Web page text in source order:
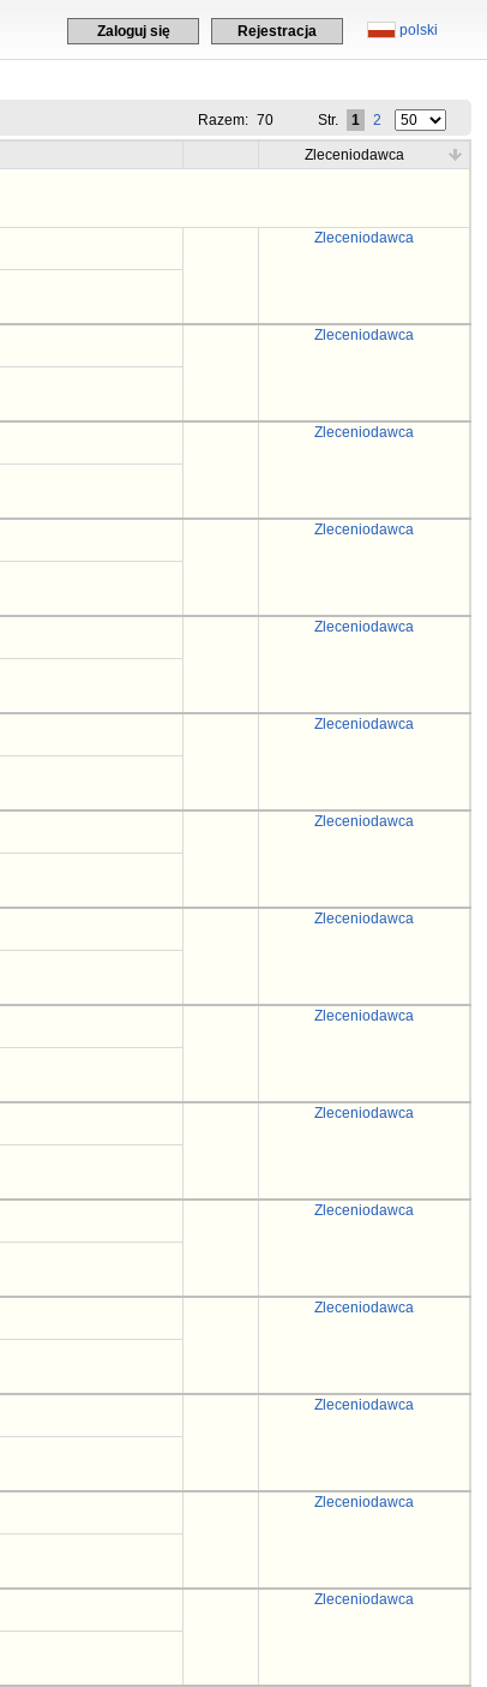
polski
Zaloguj się Rejestracja
Razem: 70 Str. 1 2
Zleceniodawca
Zleceniodawca
Zleceniodawca
Zleceniodawca
Zleceniodawca
Zleceniodawca
Zleceniodawca
Zleceniodawca
Zleceniodawca
Zleceniodawca
Zleceniodawca
Zleceniodawca
Zleceniodawca
Zleceniodawca
Zleceniodawca
Zleceniodawca